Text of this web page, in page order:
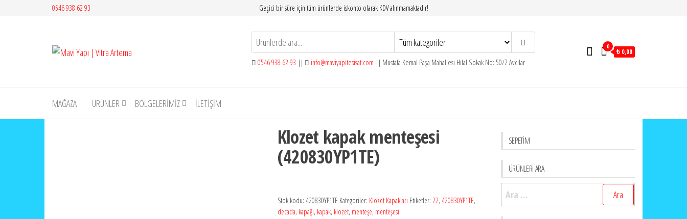
0546 938 62 93 Geçici bir süre için tüm ürünlerde iskonto olarak KDV alınmamaktadır!
Vitra
Artema
0546 938 62 93 || info@maviyapitesisat.com || Mustafa Kemal Paşa Mahallesi Hilal Sokak No: 50/2 Avcılar
0
₺ 0,00
MAĞAZA ÜRÜNLER BÖLGELERİMİZ İLETIŞIM
Klozet kapak menteşesi
(420830YP1TE)
Stok kodu: 420830YP1TE Kategoriler: Klozet Kapakları Etiketler: 22, 420830YP1TE,
decada, kapağı, kapak, klozet, menteşe, menteşesi
SEPETİM
ÜRÜNLERİ ARA
Arama: